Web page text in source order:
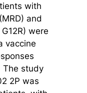
with
and
were
vaccine
The study
2P was